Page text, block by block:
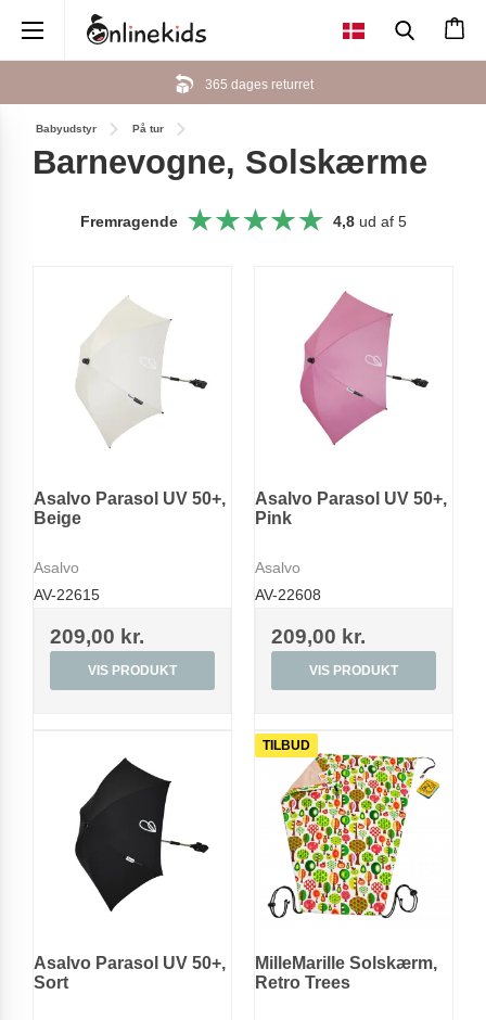
365 dages returret
Babyudstyr På tur
Barnevogne, Solskærme
Fremragende 4,8ud af 5
Asalvo Parasol UV 50+,
Beige
Asalvo
AV-22615
209,00 kr.
VIS PRODUKT
Asalvo Parasol UV 50+,
Pink
Asalvo
AV-22608
209,00 kr.
VIS PRODUKT
Asalvo Parasol UV 50+,
Sort
TILBUD
MilleMarille Solskærm,
Retro Trees